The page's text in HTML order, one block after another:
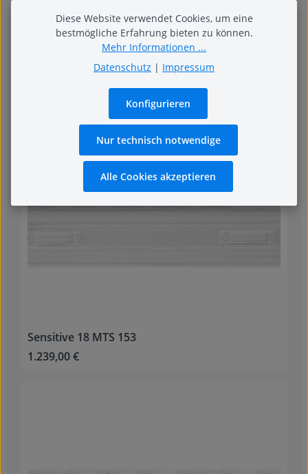
Royal Dream 500T Drell
Sensitive 18 MTS 153
Regulärer Preis:
1.239,00 €
Diese Website verwendet Cookies, um eine
bestmögliche Erfahrung bieten zu können.
Mehr Informationen ...
Datenschutz | Impressum
Nur technisch notwendige
Konfigurieren
Alle Cookies akzeptieren